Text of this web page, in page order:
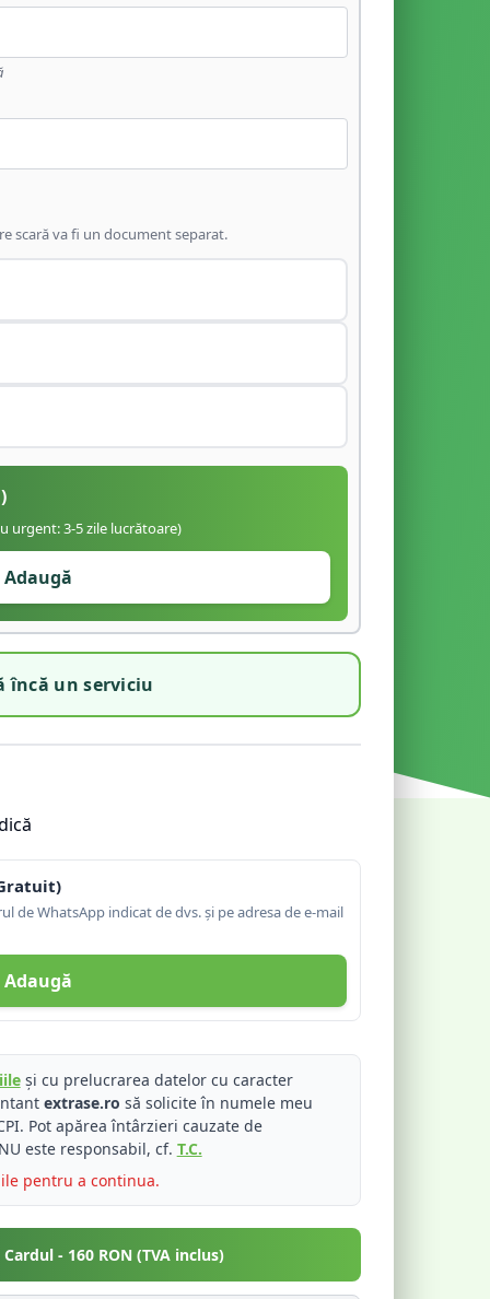
scară va fi un document separat.
urgent: 3-5 zile lucrătoare)
Adaugă
încă un serviciu
de WhatsApp indicat de dvs. și pe adresa de e-mail
Adaugă
și cu prelucrarea datelor cu caracter
extrase.ro să solicite în numele meu
Pot apărea întârzieri cauzate de
este responsabil, cf. T.C.
pentru a continua.
- 160 RON (TVA inclus)